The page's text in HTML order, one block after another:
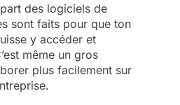
des logiciels de
sont faits pour que ton
y accéder et
même un gros
plus facilement sur